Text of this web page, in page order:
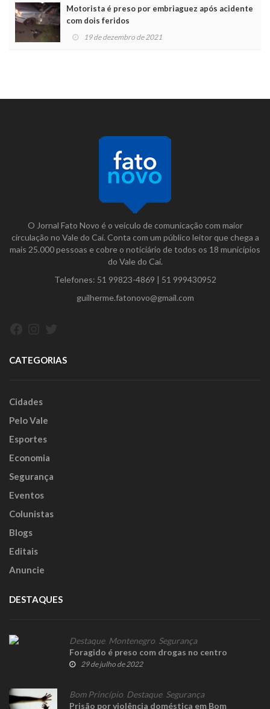
Motorista é preso por embriaguez após acidente
com dois feridos
19 de dezembro de 2021
O Jornal Fato Novo é o veículo de comunicação com maior
circulação no Vale do Caí. Conta com um público leitor que chega a
mais 25.000 pessoas e cobre o noticiário de todos os 18 municípios
do Vale do Caí.
Telefones: 51 99823-4869 | 51 999430952
guilherme.fatonovo@gmail.com
CATEGORIAS
Cidades
Pelo Vale
Esportes
Economia
Segurança
Eventos
Colunistas
Blogs
Editais
Anuncie
DESTAQUES
Destaque, Montenegro Segurança
Foragido é preso com drogas no centro
29 de julho de 2022
Bom Princípio Destaque, Segurança
Prisão por violência doméstica em Bom